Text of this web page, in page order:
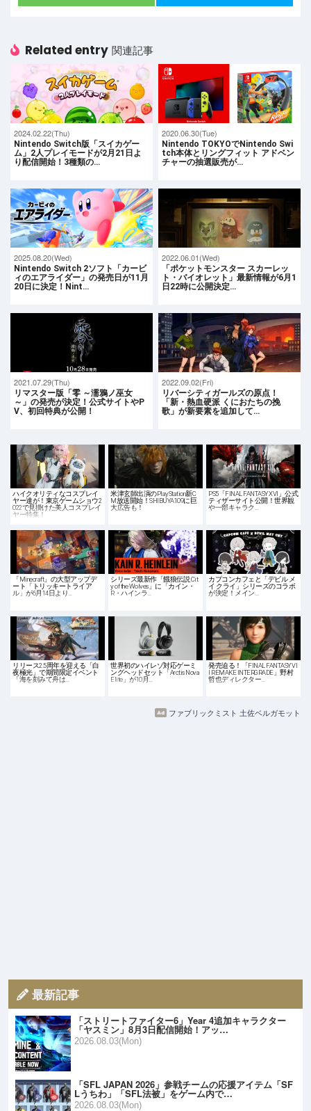
Related entry 関連記事
2024.02.22(Thu)
Nintendo Switch版「スイカゲー
ム」2人プレイモードが2月21日よ
り配信開始！3種類の…
2020.06.30(Tue)
Nintendo TOKYOでNintendo Swi
tch本体とリングフィット アドベン
チャーの抽選販売が…
2025.08.20(Wed)
Nintendo Switch 2ソフト「カービ
ィのエアライダー」の発売日が11月
20日に決定！Nint…
2022.06.01(Wed)
「ポケットモンスター スカーレッ
ト・バイオレット」最新情報が6月1
日22時に公開決定…
2021.07.29(Thu)
リマスター版「零 ～濡鴉ノ巫女
～」の発売が決定！公式サイトやP
V、初回特典が公開！
2022.09.02(Fri)
リバーシティガールズの原点！
「新・熱血硬派 くにおたちの挽
歌」が新要素を追加して…
ハイクオリティなコスプレイ
ヤー達が！東京ゲームショウ2
022で見掛けた美人コスプレイ
ヤー特集！
米津玄師出演のPlayStation新C
M放送開始！SHIBUYA109に巨
大広告も！
PS5「FINAL FANTASY XVI」公式
ティザーサイト公開！世界観
や一部キャラク…
「Minecraft」の大型アップデ
ート「トリッキートライア
ル」が6月14日より…
シリーズ最新作「餓狼伝説 Cit
y of the Wolves」に「カイン・
R・ハインラ…
カプコンカフェと「デビル メ
イ クライ」シリーズのコラボ
が決定！メイン…
リリース2.5周年を迎える「白
夜極光」で期間限定イベント
「海を刻みて舟は…
世界初のハイレゾ対応ゲーミ
ングヘッドセット「Arctis Nova
Elite」が10月…
発売迫る！「FINAL FANTASY VI
I REMAKE INTERGRADE」野村
哲也ディレクター…
ファブリックミスト 土佐ベルガモット
最新記事
「ストリートファイター6」Year 4追加キャラクター
「ヤスミン」8月3日配信開始！アッ…
2026.08.03(Mon)
「SFL JAPAN 2026」参戦チームの応援アイテム「SF
Lうちわ」「SFL法被」をゲーム内で…
2026.08.03(Mon)